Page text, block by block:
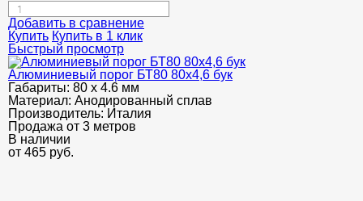
Добавить в сравнение
Купить Купить в 1 клик
Быстрый просмотр
Алюминиевый порог БТ80 80х4,6 бук
Габариты: 80 х 4.6 мм
Материал: Анодированный сплав
Производитель: Италия
Продажа от 3 метров
В наличии
от 465 руб.